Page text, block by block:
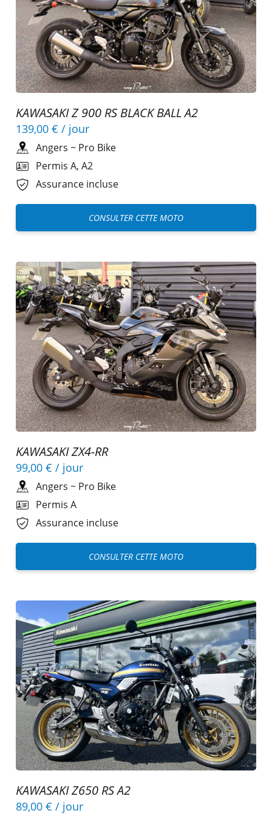
KAWASAKI Z 900 RS BLACK BALL A2
139,00 € / jour
Angers ~ Pro Bike
Permis A, A2
Assurance incluse
CONSULTER CETTE MOTO
KAWASAKI ZX4-RR
99,00 € / jour
Angers ~ Pro Bike
Permis A
Assurance incluse
CONSULTER CETTE MOTO
KAWASAKI Z650 RS A2
89,00 € / jour